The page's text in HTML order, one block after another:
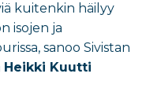
kuitenkin häilyy
isojen ja
sanoo Sivistan
Heikki Kuutti